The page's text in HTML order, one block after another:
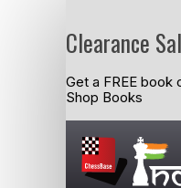
Clearance
Get a FREE book
Shop Books